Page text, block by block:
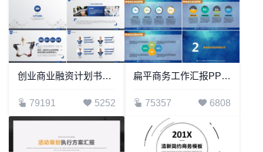
创业商业融资计划书通用PPT模板(3)
79191 5252
扁平商务工作汇报PPT模板
75357 6808